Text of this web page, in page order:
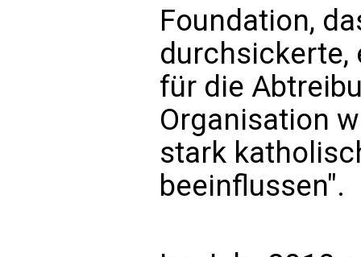
Foundation,
durchsickerte,
für die
Organisation
stark
beeinflussen".